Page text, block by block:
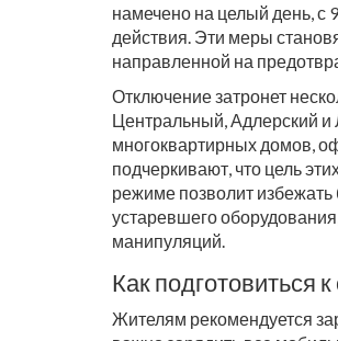
намечено на целый день, с
действия. Эти меры
направленной на
Отключение затронет
Центральный, Адлерский и
многоквартирных домов,
подчеркивают, что цель
режиме позволит
устаревшего
манипуляций.
Как подготовиться
Жителям рекомендуется